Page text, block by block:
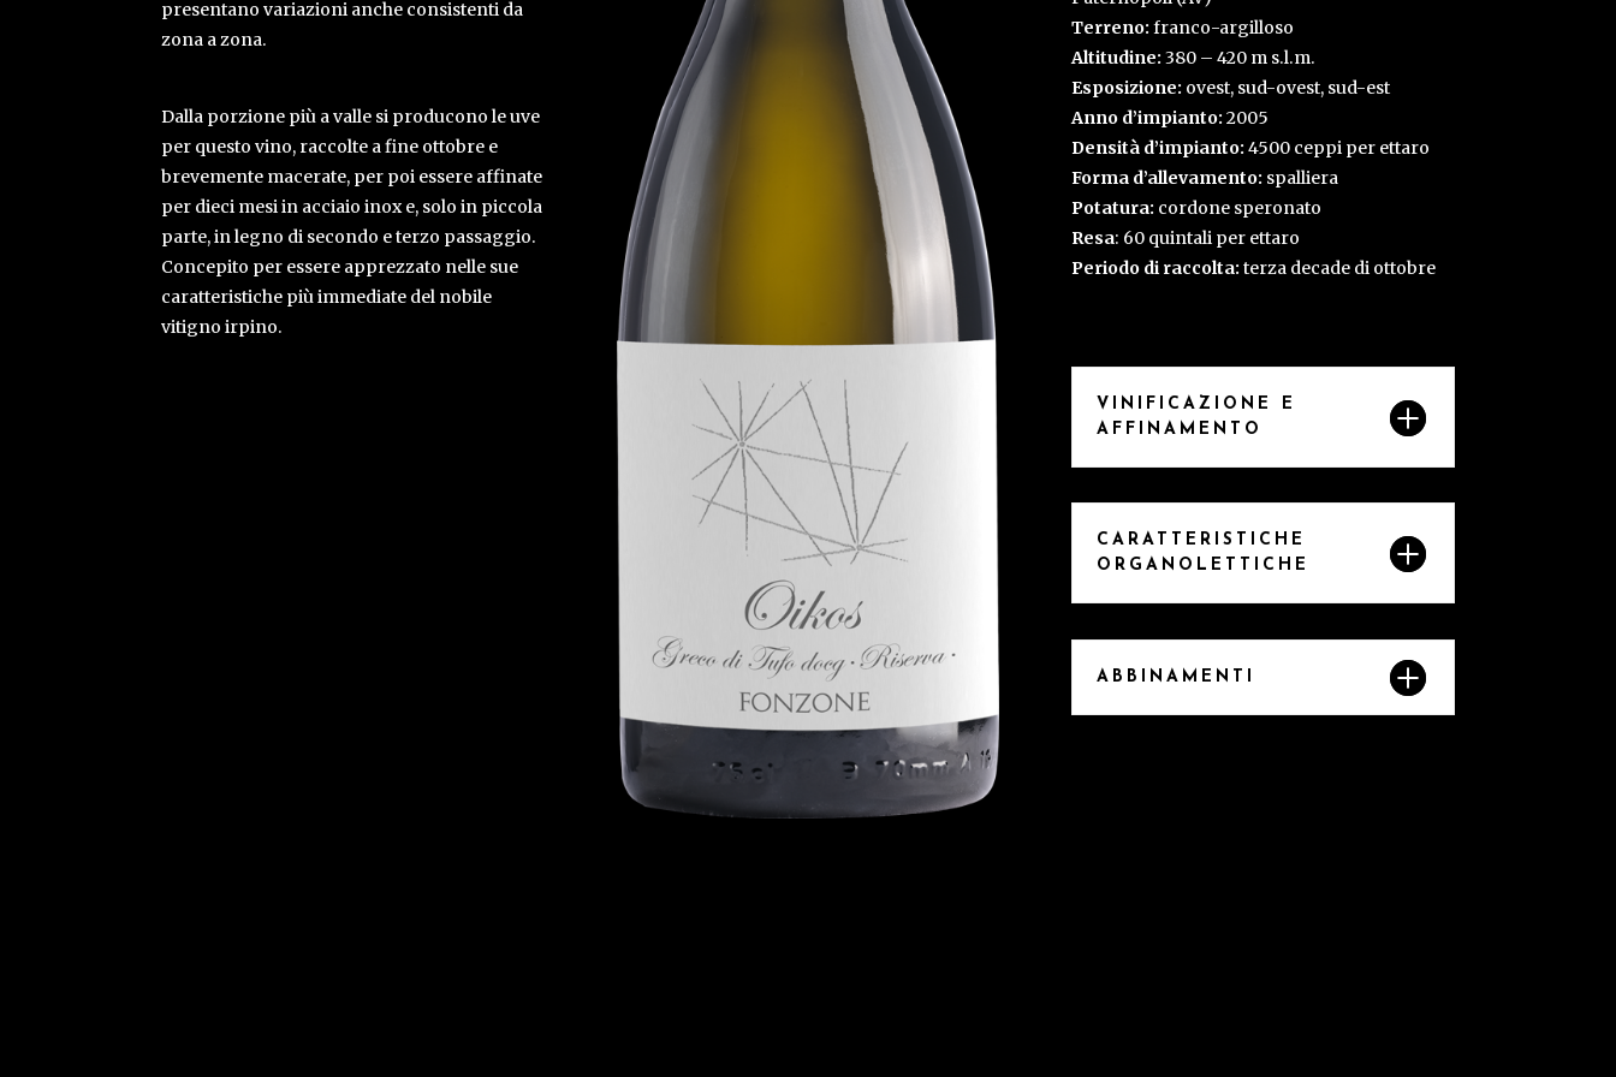
presentano variazioni anche consistenti da
zona a zona.
Dalla porzione più a valle si producono le uve
per questo vino, raccolte a fine ottobre e
brevemente macerate, per poi essere affinate
per dieci mesi in acciaio inox e, solo in piccola
parte, in legno di secondo e terzo passaggio.
Concepito per essere apprezzato nelle sue
caratteristiche più immediate del nobile
vitigno irpino.
Terreno: franco-argilloso
Altitudine: 380 – 420 m s.l.m.
Esposizione: ovest, sud-ovest, sud-est
Anno d’impianto: 2005
Densità d’impianto: 4500 ceppi per ettaro
Forma d’allevamento: spalliera
Potatura: cordone speronato
Resa: 60 quintali per ettaro
Periodo di raccolta: terza decade di ottobre
VINIFICAZIONE E
AFFINAMENTO
CARATTERISTICHE
ORGANOLETTICHE
ABBINAMENTI